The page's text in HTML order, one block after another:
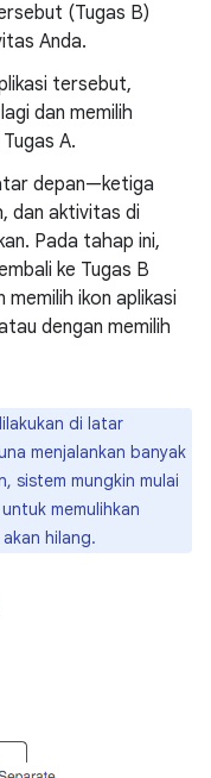
(Tugas B)
Anda.
tersebut,
dan memilih
A.
depan—ketiga
dan aktivitas di
Pada tahap ini,
ke Tugas B
ikon aplikasi
dengan memilih
di latar
menjalankan banyak
sistem mungkin mulai
memulihkan
hilang.